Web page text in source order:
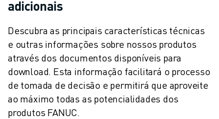
EVENTOS EDUCATIVOS
NOTÍCIAS
EVENTOS
EVENTOS EDUCATIVOS
SOBRE A FANUC
SOBRE A FANUC
FANUC NA EUROPA
ONDE ESTAMOS
adicionais
Descubra as principais características técnicas
e outras informações sobre nossos produtos
através dos documentos disponíveis para
download. Esta informação facilitará o processo
de tomada de decisão e permitirá que aproveite
ao máximo todas as potencialidades dos
produtos FANUC.